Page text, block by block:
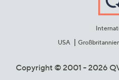
USA
Copyright © 2001 - 2026